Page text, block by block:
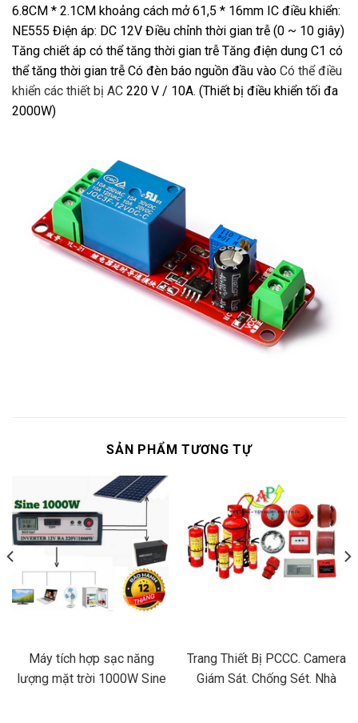
6.8CM * 2.1CM khoảng cách mở 61,5 * 16mm IC điều khiển:
NE555 Điện áp: DC 12V Điều chỉnh thời gian trễ (0 ~ 10 giây)
Tăng chiết áp có thể tăng thời gian trễ Tăng điện dung C1 có
thể tăng thời gian trễ Có đèn báo nguồn đầu vào Có thể điều
khiển các thiết bị AC 220 V / 10A. (Thiết bị điều khiển tối đa
2000W)
SẢN PHẨM TƯƠNG TỰ
Máy tích hợp sạc năng
lượng mặt trời 1000W Sine
Trang Thiết Bị PCCC. Camera
Giám Sát. Chống Sét. Nhà